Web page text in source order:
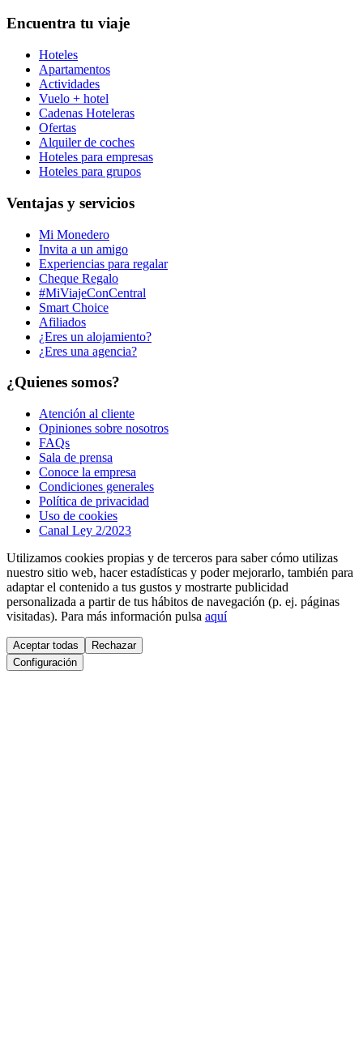
Encuentra tu viaje
Hoteles
Apartamentos
Actividades
Vuelo + hotel
Cadenas Hoteleras
Ofertas
Alquiler de coches
Hoteles para empresas
Hoteles para grupos
Ventajas y servicios
Mi Monedero
Invita a un amigo
Experiencias para regalar
Cheque Regalo
#MiViajeConCentral
Smart Choice
Afiliados
¿Eres un alojamiento?
¿Eres una agencia?
¿Quienes somos?
Atención al cliente
Opiniones sobre nosotros
FAQs
Sala de prensa
Conoce la empresa
Condiciones generales
Política de privacidad
Uso de cookies
Canal Ley 2/2023
Utilizamos cookies propias y de terceros para saber cómo utilizas
nuestro sitio web, hacer estadísticas y poder mejorarlo, también para
adaptar el contenido a tus gustos y mostrarte publicidad
personalizada a partir de tus hábitos de navegación (p. ej. páginas
visitadas). Para más información pulsa aquí
Aceptar todas
Rechazar
Configuración